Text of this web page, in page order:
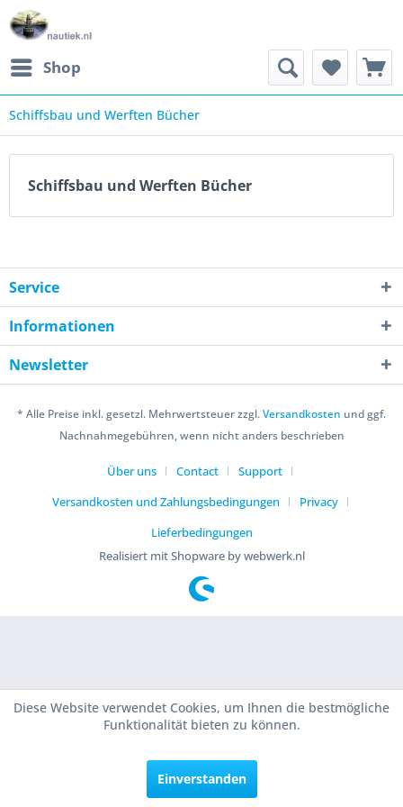
Shop
Schiffsbau und Werften Bücher
Schiffsbau und Werften Bücher
Service
Informationen
Newsletter
* Alle Preise inkl. gesetzl. Mehrwertsteuer zzgl.Versandkosten und ggf.
Nachnahmegebühren, wenn nicht anders beschrieben
Über uns Contact
Support
Versandkosten und Zahlungsbedingungen
Privacy
Lieferbedingungen
Realisiert mit Shopware by webwerk.nl
Diese Website verwendet Cookies, um Ihnen die bestmögliche
Funktionalität bieten zu können.
Einverstanden